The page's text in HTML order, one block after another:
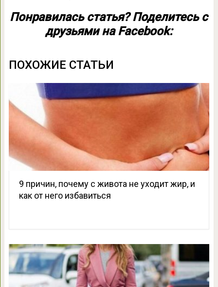
Понравилась статья? Поделитесь с
друзьями на Facebook:
ПОХОЖИЕ СТАТЬИ
9 причин, почему с живота не уходит жир, и
как от него избавиться